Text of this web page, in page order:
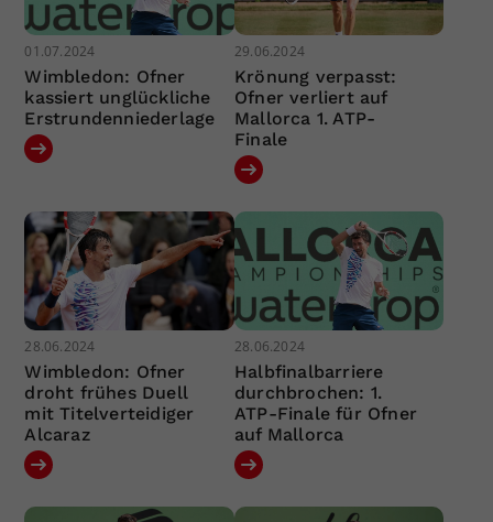
01.07.2024
Wimbledon: Ofner
kassiert unglückliche
Erstrundenniederlage
29.06.2024
Krönung verpasst:
Ofner verliert auf
Mallorca 1. ATP-
Finale
28.06.2024
Wimbledon: Ofner
droht frühes Duell
mit Titelverteidiger
Alcaraz
28.06.2024
Halbfinalbarriere
durchbrochen: 1.
ATP-Finale für Ofner
auf Mallorca